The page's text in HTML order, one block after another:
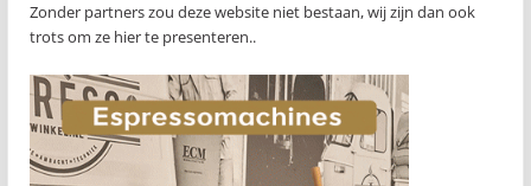
Zonder partners zou deze website niet bestaan, wij zijn dan ook
trots om ze hier te presenteren..